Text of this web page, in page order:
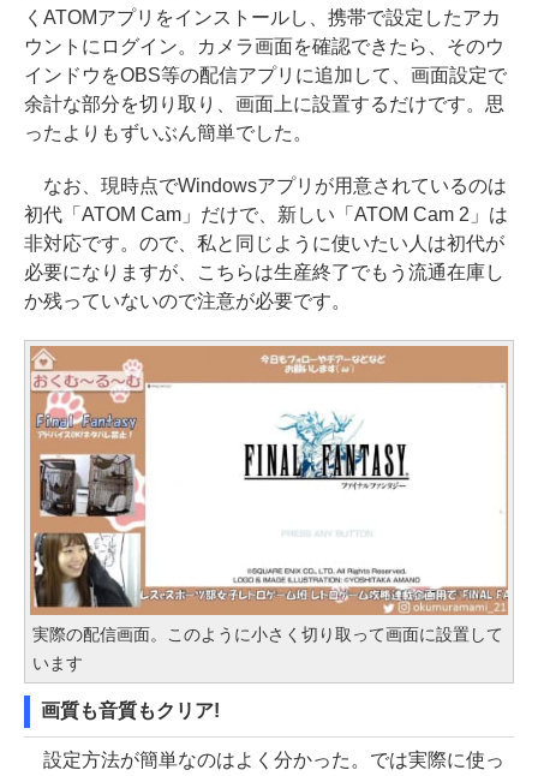
くATOMアプリをインストールし、携帯で設定したアカ
ウントにログイン。カメラ画面を確認できたら、そのウ
インドウをOBS等の配信アプリに追加して、画面設定で
余計な部分を切り取り、画面上に設置するだけです。思
ったよりもずいぶん簡単でした。
なお、現時点でWindowsアプリが用意されているのは
初代「ATOM Cam」だけで、新しい「ATOM Cam 2」は
非対応です。ので、私と同じように使いたい人は初代が
必要になりますが、こちらは生産終了でもう流通在庫し
か残っていないので注意が必要です。
実際の配信画面。このように小さく切り取って画面に設置して
います
画質も音質もクリア!
設定方法が簡単なのはよく分かった。では実際に使っ